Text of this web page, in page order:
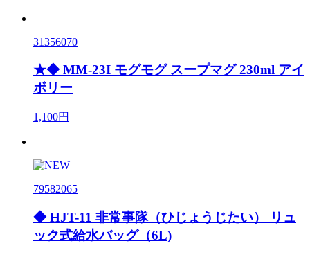
31356070
★◆ MM-23I モグモグ スープマグ 230ml アイ
ボリー
1,100円
79582065
◆ HJT-11 非常事隊（ひじょうじたい） リュ
ック式給水バッグ（6L)